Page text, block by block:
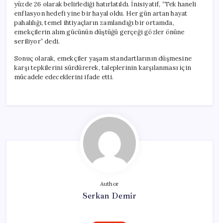
yüzde 26 olarak belirlediği hatırlatıldı. İnisiyatif, “Tek haneli
enflasyon hedefi yine bir hayal oldu. Her gün artan hayat
pahalılığı, temel ihtiyaçların zamlandığı bir ortamda,
emekçilerin alım gücünün düştüğü gerçeği gözler önüne
seriliyor” dedi.
Sonuç olarak, emekçiler yaşam standartlarının düşmesine
karşı tepkilerini sürdürerek, taleplerinin karşılanması için
mücadele edeceklerini ifade etti.
Author
Serkan Demir